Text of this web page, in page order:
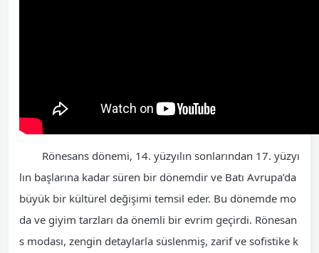
Rönesans dönemi, 14. yüzyılın sonlarından 17. yüzyı
lın başlarına kadar süren bir dönemdir ve Batı Avrupa’da
büyük bir kültürel değişimi temsil eder. Bu dönemde mo
da ve giyim tarzları da önemli bir evrim geçirdi. Rönesan
s modası, zengin detaylarla süslenmiş, zarif ve sofistike k